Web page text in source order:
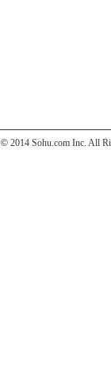
© 2014 Sohu.com Inc. All